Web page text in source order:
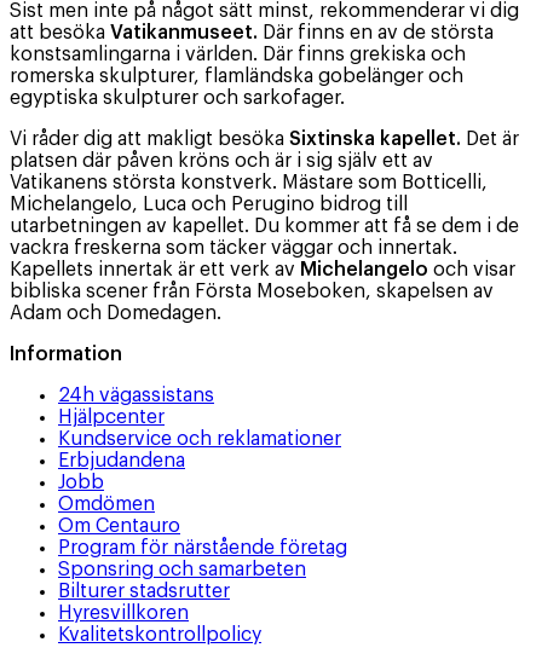
Sist men inte på något sätt minst, rekommenderar vi dig
att besöka Vatikanmuseet. Där finns en av de största
konstsamlingarna i världen. Där finns grekiska och
romerska skulpturer, flamländska gobelänger och
egyptiska skulpturer och sarkofager.
Vi råder dig att makligt besöka Sixtinska kapellet. Det är
platsen där påven kröns och är i sig själv ett av
Vatikanens största konstverk. Mästare som Botticelli,
Michelangelo, Luca och Perugino bidrog till
utarbetningen av kapellet. Du kommer att få se dem i de
vackra freskerna som täcker väggar och innertak.
Kapellets innertak är ett verk av Michelangelo och visar
bibliska scener från Första Moseboken, skapelsen av
Adam och Domedagen.
Information
24h vägassistans
Hjälpcenter
Kundservice och reklamationer
Erbjudandena
Jobb
Omdömen
Om Centauro
Program för närstående företag
Sponsring och samarbeten
Bilturer stadsrutter
Hyresvillkoren
Kvalitetskontrollpolicy